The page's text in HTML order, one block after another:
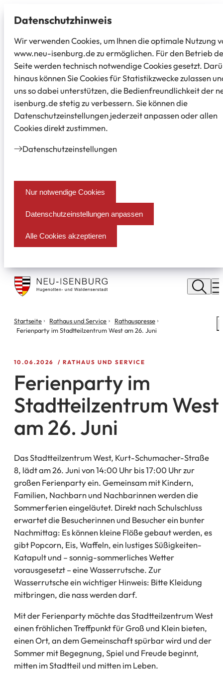
Datenschutz­hinweis
Wir verwenden Cookies, um Ihnen die optimale Nutzung
www.neu-isenburg.de zu ermöglichen. Für den Betrieb
Seite werden technisch notwendige Cookies gesetzt.
hinaus können Sie Cookies für Statistikzwecke zulassen
uns so dabei unterstützen, die Bedienfreundlichkeit der
isenburg.de stetig zu verbessern. Sie können die
Datenschutzeinstellungen jederzeit anpassen oder allen
Cookies direkt zustimmen.
Datenschutz­einstellungen
Nur notwendige Cookies
Datenschutzeinstellungen anpassen
Alle Cookies akzeptieren
Stadt
Neu
Isenburg
Sie
befinden
Startseite Rathaus und Service
Rathauspresse
Ferienparty im Stadtteilzentrum West am 26. Juni
10.06.2026 RATHAUS UND SERVICE
Ferienparty im
Stadtteilzentrum West
am 26. Juni
Das Stadtteilzentrum West, Kurt-Schumacher-Straße
8, lädt am 26. Juni von 14:00 Uhr bis 17:00 Uhr zur
großen Ferienparty ein. Gemeinsam mit Kindern,
Familien, Nachbarn und Nachbarinnen werden die
Sommerferien eingeläutet. Direkt nach Schulschluss
erwartet die Besucherinnen und Besucher ein bunter
Nachmittag: Es können kleine Flöße gebaut werden, es
gibt Popcorn, Eis, Waffeln, ein lustiges Süßigkeiten-
Katapult und – sonnig-sommerliches Wetter
vorausgesetzt – eine Wasserrutsche. Zur
Wasserrutsche ein wichtiger Hinweis: Bitte Kleidung
mitbringen, die nass werden darf.
Mit der Ferienparty möchte das Stadtteilzentrum West
einen fröhlichen Treffpunkt für Groß und Klein bieten,
einen Ort, an dem Gemeinschaft spürbar wird und der
Sommer mit Begegnung, Spiel und Freude beginnt,
mitten im Stadtteil und mitten im Leben.